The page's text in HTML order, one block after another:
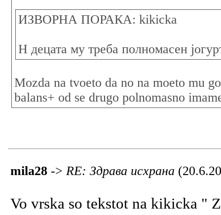
ИЗВОРНА ПОРАКА: kikicka
Н децата му треба полномасен
Mozda na tvoeto da no na moeto mu
balans+ od se drugo polnomasno
mila28 -> RE: Здрава исхрана
Vo vrska so tekstot na kikicka "